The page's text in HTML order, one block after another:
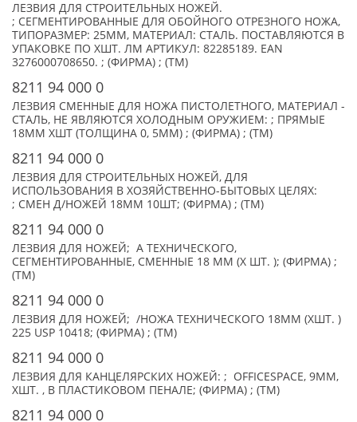
ЛЕЗВИЯ ДЛЯ СТРОИТЕЛЬНЫХ НОЖЕЙ.
; СЕГМЕНТИРОВАННЫЕ ДЛЯ ОБОЙНОГО ОТРЕЗНОГО НОЖА,
ТИПОРАЗМЕР: 25ММ, МАТЕРИАЛ: СТАЛЬ. ПОСТАВЛЯЮТСЯ В
УПАКОВКЕ ПО XШТ. ЛМ АРТИКУЛ: 82285189. EAN
3276000708650. ; (ФИРМА) ; (TM)
8211 94 000 0
ЛЕЗВИЯ СМЕННЫЕ ДЛЯ НОЖА ПИСТОЛЕТНОГО, МАТЕРИАЛ -
СТАЛЬ, НЕ ЯВЛЯЮТСЯ ХОЛОДНЫМ ОРУЖИЕМ: ; ПРЯМЫЕ
18ММ XШТ (ТОЛЩИНА 0, 5ММ) ; (ФИРМА) ; (TM)
8211 94 000 0
ЛЕЗВИЯ ДЛЯ СТРОИТЕЛЬНЫХ НОЖЕЙ, ДЛЯ
ИСПОЛЬЗОВАНИЯ В ХОЗЯЙСТВЕННО-БЫТОВЫХ ЦЕЛЯХ:
; СМЕН Д/НОЖЕЙ 18ММ 10ШТ; (ФИРМА) ; (TM)
8211 94 000 0
ЛЕЗВИЯ ДЛЯ НОЖЕЙ; А ТЕХНИЧЕСКОГО,
СЕГМЕНТИРОВАННЫЕ, СМЕННЫЕ 18 ММ (X ШТ. ); (ФИРМА) ;
(TM)
8211 94 000 0
ЛЕЗВИЯ ДЛЯ НОЖЕЙ; /НОЖА ТЕХНИЧЕСКОГО 18ММ (XШТ. )
225 USP 10418; (ФИРМА) ; (TM)
8211 94 000 0
ЛЕЗВИЯ ДЛЯ КАНЦЕЛЯРСКИХ НОЖЕЙ: ; OFFICESPACE, 9ММ,
XШТ. , В ПЛАСТИКОВОМ ПЕНАЛЕ; (ФИРМА) ; (TM)
8211 94 000 0